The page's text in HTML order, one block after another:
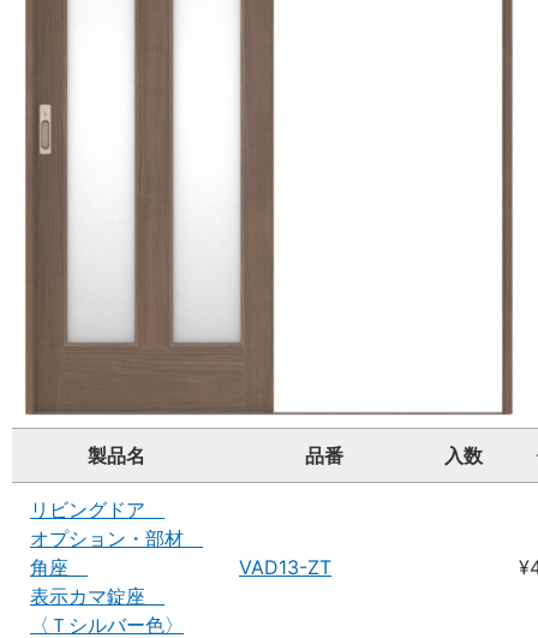
製品名 品番 入数
リビングドア
オプション・部材
角座
表示カマ錠座
〈Ｔシルバー色〉
VAD13-ZT